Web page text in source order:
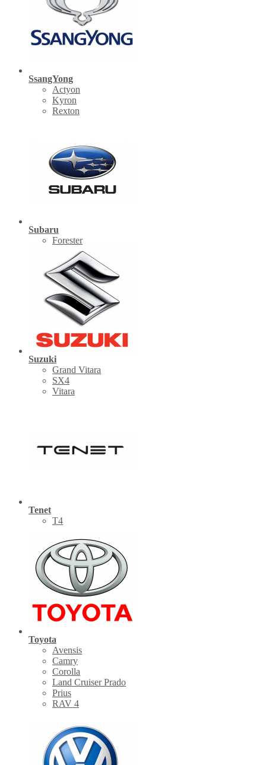
SsangYong
Actyon
Kyron
Rexton
Subaru
Forester
Suzuki
Grand Vitara
SX4
Vitara
Tenet
Т4
Toyota
Avensis
Camry
Corolla
Land Cruiser Prado
Prius
RAV 4